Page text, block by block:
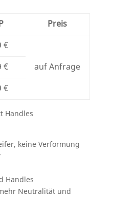
Preis
€
auf Anfrage
€
€
Handles
keine Verformung
Handles
Neutralität und